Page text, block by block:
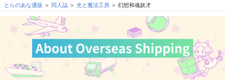
とらのあな通販 同人誌 光と魔法工房 幻想和魂妖才